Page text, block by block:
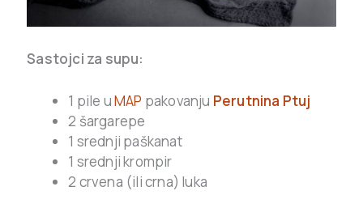
Sastojci za supu:
1 pile uMAP pakovanju Perutnina Ptuj
2 šargarepe
1 srednji paškanat
1 srednji krompir
2 crvena (ili crna) luka